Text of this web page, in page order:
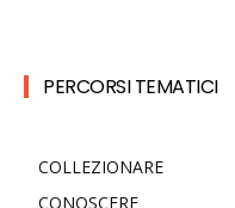
PERCORSI TEMATICI
COLLEZIONARE
CONOSCERE